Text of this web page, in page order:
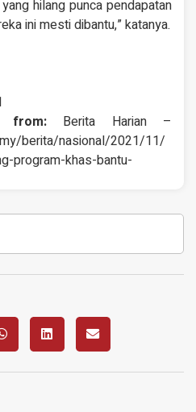
hilang punca pendapatan
ini mesti dibantu,” katanya.
from:Berita Harian –
berita/nasional/2021/11/
program-khas-bantu-